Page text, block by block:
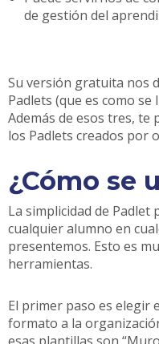
de gestión del
Su versión gratuita nos
Padlets (que es como se
Además de esos tres,
los Padlets creados por
¿Cómo se
La simplicidad de
cualquier alumno en
presentemos. Esto es
herramientas.
El primer paso es elegir
formato a la